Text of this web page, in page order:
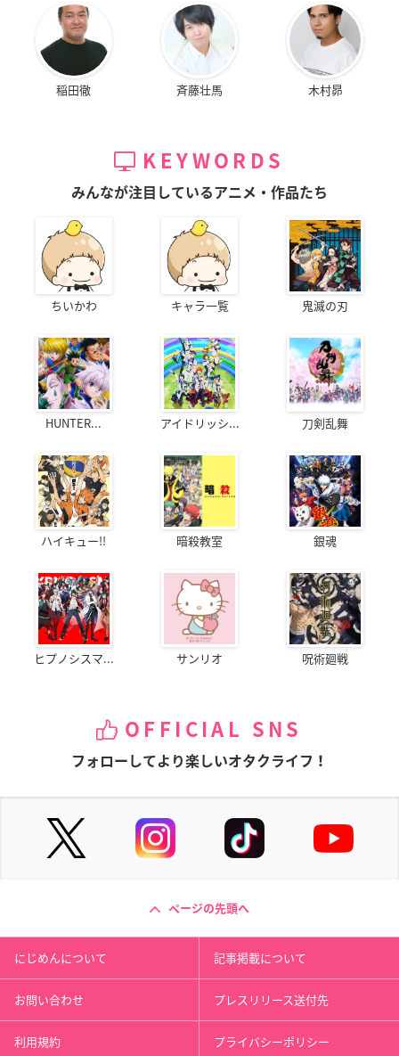
稲田徹 斉藤壮馬 木村昴
KEYWORDS
みんなが注目しているアニメ・作品たち
ちいかわ キャラ一覧 鬼滅の刃
HUNTER... アイドリッシ... 刀剣乱舞
ハイキュー!! 暗殺教室 銀魂
ヒプノシスマ... サンリオ 呪術廻戦
OFFICIAL SNS
フォローしてより楽しいオタクライフ！
ページの先頭へ
にじめんについて 記事掲載について
お問い合わせ プレスリリース送付先
利用規約 プライバシーポリシー